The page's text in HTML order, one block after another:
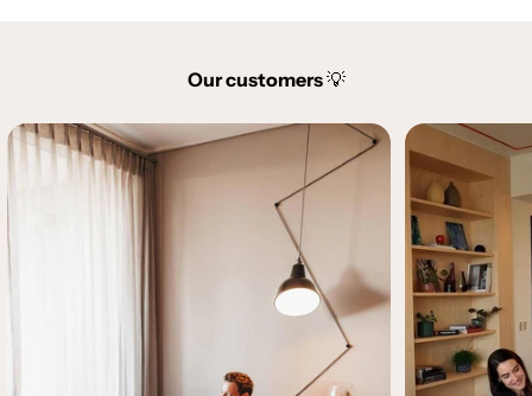
Our customers💡